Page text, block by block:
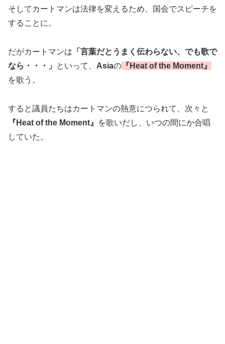
そしてカートマンは法律を変えるため、国会でスピーチを
することに。
だがカートマンは 「言葉だとうまく伝わらない、でも歌で
なら・・・」
といって、 Asiaの 『Heat of the Moment』
を歌う。
すると議員たちはカートマンの熱意につられて、次々と
『Heat of the Moment』
を歌いだし、いつの間にか合唱
していた。